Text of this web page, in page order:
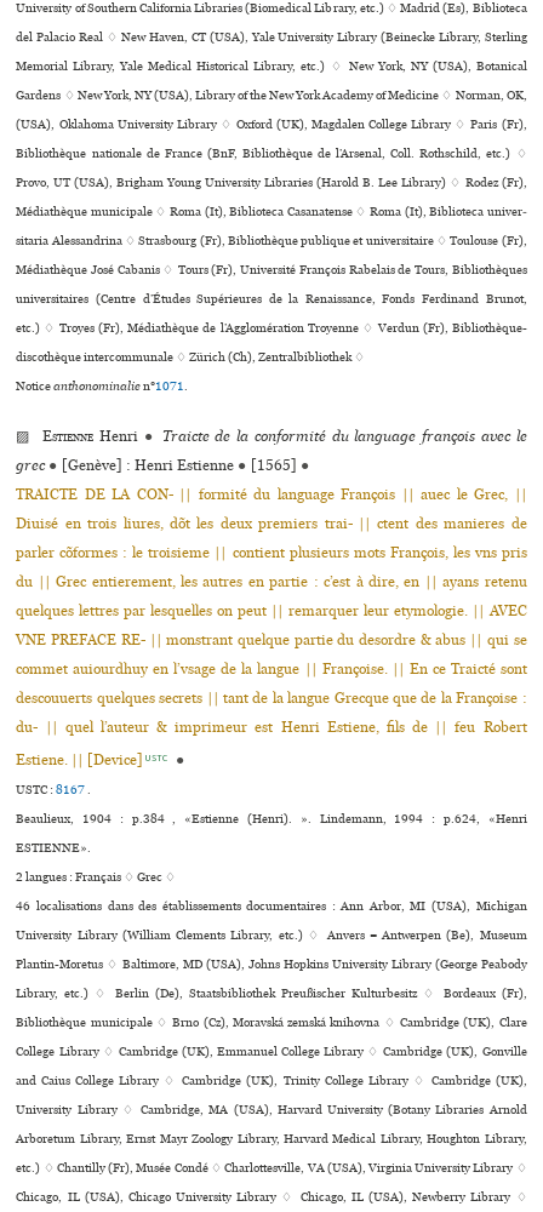
University of Southern California Libraries (Biomedical Library, etc.) ♢ Madrid (Es), Biblioteca
del Palacio Real ♢ New Haven, CT (USA), Yale University Library (Beinecke Library, Sterling
Memorial Library, Yale Medical Historical Library, etc.) ♢ New York, NY (USA), Botanical
Gardens ♢ New York, NY (USA), Library of the New York Academy of Medicine ♢ Norman, OK,
(USA), Oklahoma University Library ♢ Oxford (UK), Magdalen College Library ♢ Paris (Fr),
Bibliothèque nationale de France (BnF, Bibliothèque de l’Arsenal, Coll. Rothschild, etc.) ♢
Provo, UT (USA), Brigham Young University Libraries (Harold B. Lee Library) ♢ Rodez (Fr),
Médiathèque muni­ci­pale ♢ Roma (It), Biblioteca Casanatense ♢ Roma (It), Biblioteca uni­ver­
si­ta­ria Alessandrina ♢ Strasbourg (Fr), Bibliothèque publi­que et uni­ver­si­taire ♢ Toulouse (Fr),
Médiathèque José Cabanis ♢ Tours (Fr), Université François Rabelais de Tours, Bibliothèques
uni­ver­si­tai­res (Centre d’Études Supérieures de la Renaissance, Fonds Ferdinand Brunot,
etc.) ♢ Troyes (Fr), Médiathèque de l’Agglomération Troyenne ♢ Verdun (Fr), Bibliothèque-
dis­co­thè­que inter­com­mu­nale ♢ Zürich (Ch), Zentralbibliothek ♢
Noticeanthonominalien°1071.
▨Estienne Henri ● Traicte de la conformité du language françois avec le
grec ● [Genève] : Henri Estienne ● [1565]
●
TRAICTE DE LA CON- || formité du language François || auec le Grec, ||
Diuisé en trois liures, dõt les deux premiers trai- || ctent des manieres de
parler cõformes : le troisieme || contient plusieurs mots François, les vns pris
du || Grec entierement, les autres en partie : c’est à dire, en || ayans retenu
quelques lettres par lesquelles on peut || remarquer leur etymologie. || AVEC
VNE PREFACE RE- || monstrant quelque partie du desordre & abus || qui se
commet auiourdhuy en l’vsage de la langue || Françoise. || En ce Traicté sont
descouuerts quelques secrets || tant de la langue Grecque que de la Françoise :
du- || quel l’auteur & imprimeur est Henri Estiene, fils de || feu Robert
Estiene. || [Device]
USTC ●
USTC :8167.
Beaulieux, 1904 : p.384 , «Estienne (Henri). ». Lindemann, 1994 : p.624, «Henri
ESTIENNE».
2 langues :Français ♢Grec ♢
46 localisations dans des établissements documentaires : Ann Arbor, MI (USA), Michigan
University Library (William Clements Library, etc.) ♢ Anvers = Antwerpen (Be), Museum
Plantin-Moretus ♢ Baltimore, MD (USA), Johns Hopkins University Library (George Peabody
Library, etc.) ♢ Berlin (De), Staatsbibliothek Preußischer Kulturbesitz ♢ Bordeaux (Fr),
Bibliothèque muni­ci­pale ♢ Brno (Cz), Moravská zemská kni­hovna ♢ Cambridge (UK), Clare
College Library ♢ Cambridge (UK), Emmanuel College Library ♢ Cambridge (UK), Gonville
and Caius College Library ♢ Cambridge (UK), Trinity College Library ♢ Cambridge (UK),
University Library ♢ Cambridge, MA (USA), Harvard University (Botany Libraries Arnold
Arboretum Library, Ernst Mayr Zoology Library, Harvard Medical Library, Houghton Library,
etc.) ♢ Chantilly (Fr), Musée Condé ♢ Charlottesville, VA (USA), Virginia University Library ♢
Chicago, IL (USA), Chicago University Library ♢ Chicago, IL (USA), Newberry Library ♢